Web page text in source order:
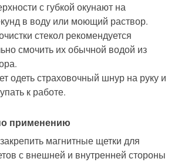
с губкой окунают на
в воду или моющий раствор.
стекол рекомендуется
смочить их обычной водой из
одеть страховочный шнур на руку и
к работе.
применению
магнитные щетки для
с внешней и внутренней стороны